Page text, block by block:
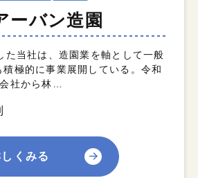
ーバン造園
た当社は、造園業を軸として一般
極的に事業展開している。令和
社から林…
くみる